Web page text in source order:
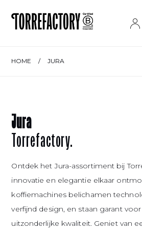
HOME / JURA
Jura
Torrefactory.
Ontdek het Jura-assortiment bij
innovatie en elegantie elkaar
koffiemachines belichamen
verfijnd design, en staan garant
uitzonderlijke kwaliteit. Geniet van